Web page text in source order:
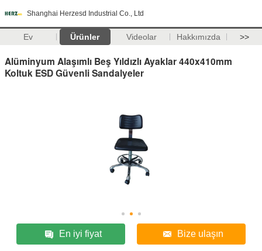
Shanghai Herzesd Industrial Co., Ltd
Ev Ürünler Videolar Hakkımızda >>
Alüminyum Alaşımlı Beş Yıldızlı Ayaklar 440x410mm
Koltuk ESD Güvenli Sandalyeler
En iyi fiyat Bize ulaşın